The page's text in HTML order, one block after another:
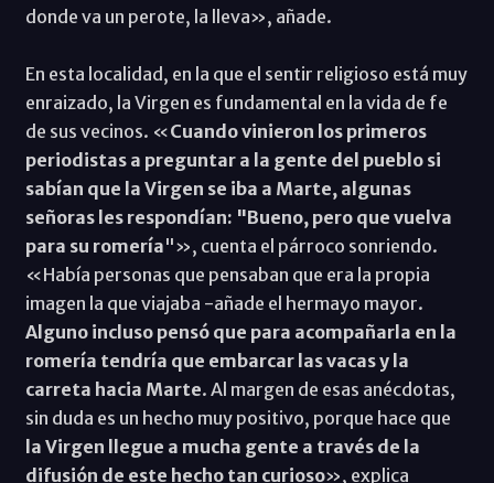
donde va un perote, la lleva», añade.
En esta localidad, en la que el sentir religioso está muy
enraizado, la Virgen es fundamental en la vida de fe
de sus vecinos. «Cuando vinieron los primeros
periodistas a preguntar a la gente del pueblo si
sabían que la Virgen se iba a Marte, algunas
señoras les respondían: "Bueno, pero que vuelva
para su romería"», cuenta el párroco sonriendo.
«Había personas que pensaban que era la propia
imagen la que viajaba -añade el hermayo mayor.
Alguno incluso pensó que para acompañarla en la
romería tendría que embarcar las vacas y la
carreta hacia Marte. Al margen de esas anécdotas,
sin duda es un hecho muy positivo, porque hace que
la Virgen llegue a mucha gente a través de la
difusión de este hecho tan curioso», explica